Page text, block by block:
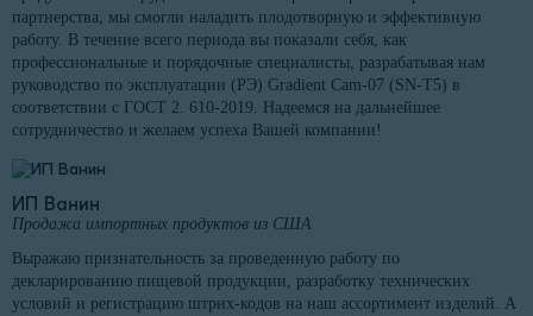
партнерства, мы смогли наладить плодотворную и эффективную
работу. В течение всего периода вы показали себя, как
профессиональные и порядочные специалисты, разрабатывая нам
руководство по эксплуатации (РЭ) Gradient Cam-07 (SN-T5) в
соответствии с ГОСТ 2. 610-2019. Надеемся на дальнейшее
сотрудничество и желаем успеха Вашей компании!
ИП Ванин
Продажа импортных продуктов из США
Выражаю признательность за проведенную работу по
декларированию пищевой продукции, разработку технических
условий и регистрацию штрих-кодов на наш ассортимент изделий. А